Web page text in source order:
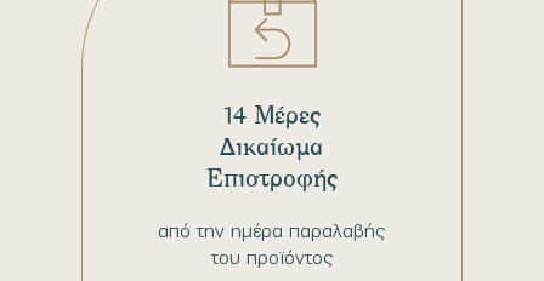
από την ημέρα παραλαβής
του προϊόντος
14 Μέρες
Δικαίωμα
Επιστροφής